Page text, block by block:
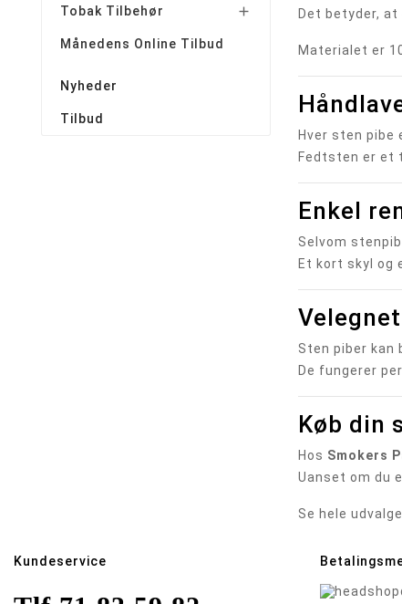
Tobak Tilbehør 
Månedens Online Tilbud
Nyheder
Tilbud
Det betyder, at
Materialet er
Hver sten pibe
Fedtsten er et
Enkel
Selvom
Et kort skyl og
Sten piber kan
De fungerer
Køb din
Hos Smokers
Uanset om du
Se hele
Kundeservice